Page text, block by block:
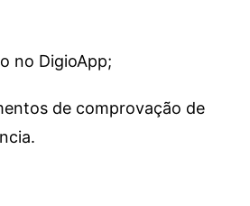
no DigioApp;
de comprovação de